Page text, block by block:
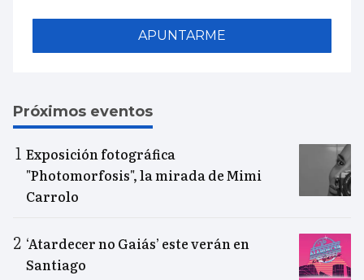
APUNTARME
Próximos eventos
Exposición fotográfica
"Photomorfosis", la mirada de Mimi
Carrolo
‘Atardecer no Gaiás’ este verán en
Santiago